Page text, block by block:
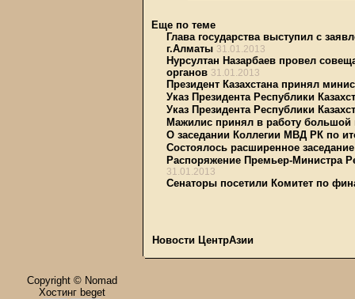
Еще по теме
Глава государства выступил с
г.Алматы 31.01.2013
Нурсултан Назарбаев провел
органов 31.01.2013
Президент Казахстана принял
Указ Президента Республики
Указ Президента Республики
Мажилис принял в работу большой
О заседании Коллегии МВД РК по
Состоялось расширенное
Распоряжение Премьер-Министра
31.01.2013
Сенаторы посетили Комитет по
Новости ЦентрАзии
Copyright © Nomad
Хостинг beget